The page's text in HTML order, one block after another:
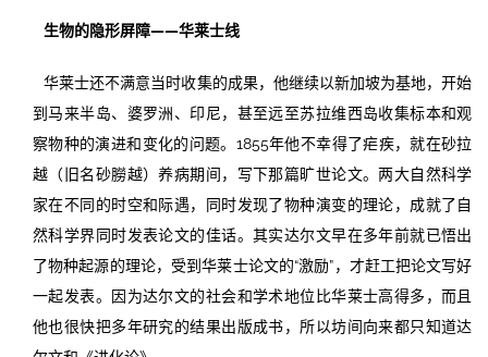
生物的隐形屏障——华莱士线
华莱士还不满意当时收集的成果，他继续以新加坡为基地，开始
到马来半岛、婆罗洲、印尼，甚至远至苏拉维西岛收集标本和观
察物种的演进和变化的问题。1855年他不幸得了疟疾，就在砂拉
越（旧名砂朥越）养病期间，写下那篇旷世论文。两大自然科学
家在不同的时空和际遇，同时发现了物种演变的理论，成就了自
然科学界同时发表论文的佳话。其实达尔文早在多年前就已悟出
了物种起源的理论，受到华莱士论文的“激励”，才赶工把论文写好
一起发表。因为达尔文的社会和学术地位比华莱士高得多，而且
他也很快把多年研究的结果出版成书，所以坊间向来都只知道达